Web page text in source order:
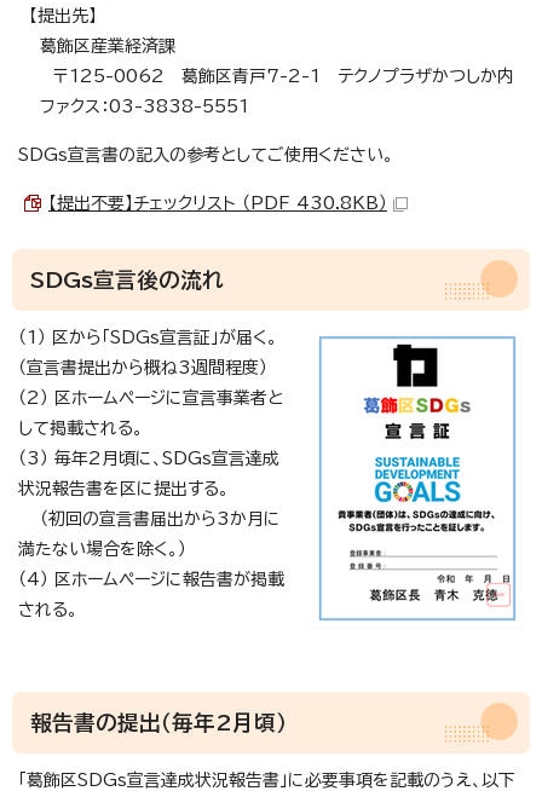
【提出先】
葛飾区産業経済課
〒125-0062 葛飾区青戸7-2-1 テクノプラザかつしか内
ファクス：03-3838-5551
SDGs宣言書の記入の参考としてご使用ください。
【提出不要】チェックリスト （PDF 430.8KB）
SDGs宣言後の流れ
（1） 区から「SDGs宣言証」が届く。
（宣言書提出から概ね3週間程度）
（2） 区ホームページに宣言事業者と
して掲載される。
（3） 毎年2月頃に、SDGs宣言達成
状況報告書を区に提出する。
（初回の宣言書届出から3か月に
満たない場合を除く。）
（4） 区ホームページに報告書が掲載
される。
報告書の提出（毎年2月頃）
「葛飾区SDGs宣言達成状況報告書」に必要事項を記載のうえ、以下